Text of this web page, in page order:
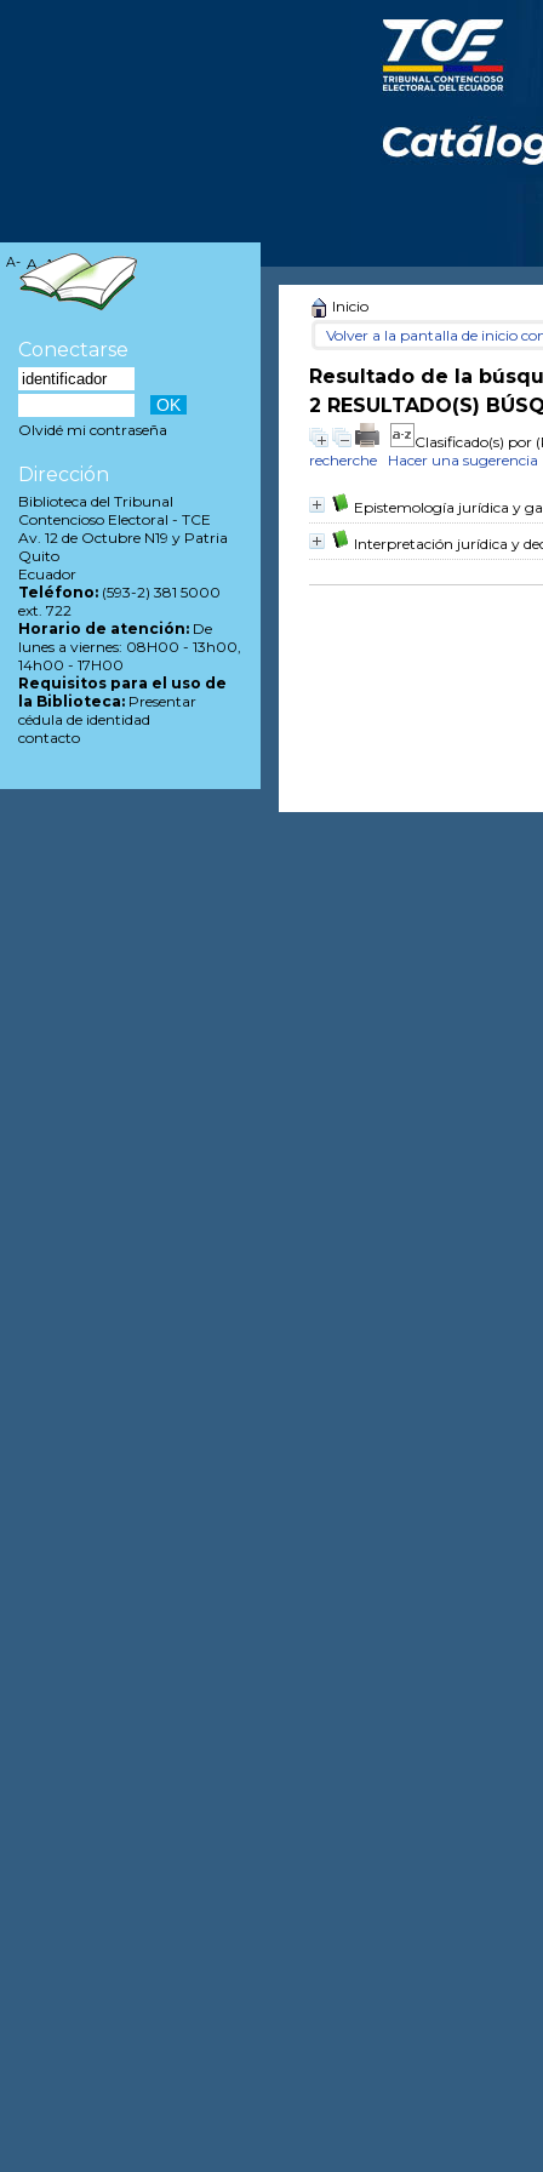
Inicio
Volver a la pantalla de inicio
Resultado de la
2 RESULTADO(S)
Clasificado(s) por
recherche
Hacer una sugerencia
Epistemología jurídica y
Interpretación jurídica y
A- A A+
Conectarse
Olvidé mi contraseña
Dirección
Biblioteca del Tribunal
Contencioso Electoral - TCE
Av. 12 de Octubre N19 y Patria
Quito
Ecuador
Teléfono: (593-2) 381 5000
ext. 722
Horario de atención: De
lunes a viernes: 08H00 - 13h00,
14h00 - 17H00
Requisitos para el uso de
la Biblioteca: Presentar
cédula de identidad
contacto